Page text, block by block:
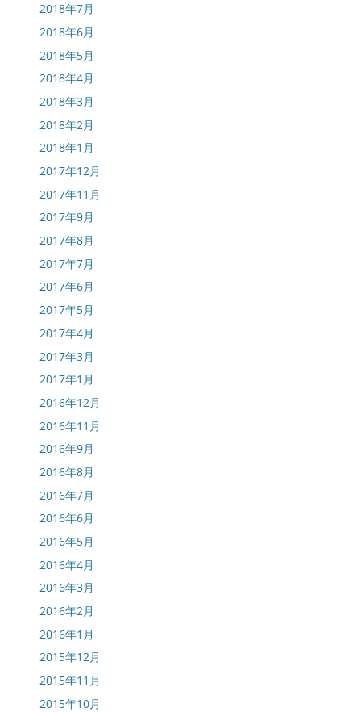
2018年7月
2018年6月
2018年5月
2018年4月
2018年3月
2018年2月
2018年1月
2017年12月
2017年11月
2017年9月
2017年8月
2017年7月
2017年6月
2017年5月
2017年4月
2017年3月
2017年1月
2016年12月
2016年11月
2016年9月
2016年8月
2016年7月
2016年6月
2016年5月
2016年4月
2016年3月
2016年2月
2016年1月
2015年12月
2015年11月
2015年10月